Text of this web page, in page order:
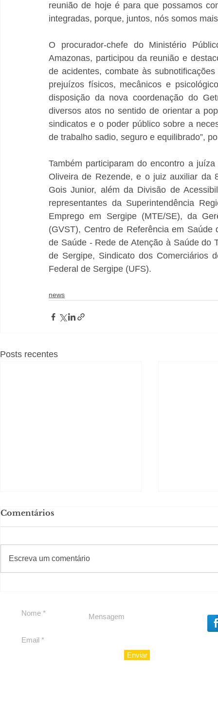
reunião de hoje é para que possamos
integradas, porque, juntos, nós somos
O procurador-chefe do Ministério
Amazonas, participou da reunião e
de acidentes, combate às
prejuízos físicos, mecânicos e
disposição da nova coordenação do
diversos atos no sentido de orientar a
sindicatos e o poder público sobre a
de trabalho sadio, seguro e equilibrado”,
Também participaram do encontro a
Oliveira de Rezende, e o juiz auxiliar da
Gois Junior, além da Divisão de
representantes da Superintendência
Emprego em Sergipe (MTE/SE), da
(GVST), Centro de Referência em
de Saúde - Rede de Atenção à Saúde do
de Sergipe, Sindicato dos Comerciários
Federal de Sergipe (UFS).
news
Posts recentes
Comentários
Escreva um comentário
#Sugestões
Enviar